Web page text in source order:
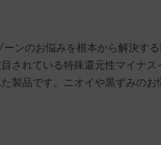
ンのお悩みを根本から解決す
されている特殊還元性マイナ
製品です。ニオイや黒ずみのお